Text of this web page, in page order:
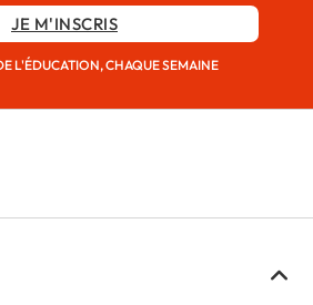
JE M'INSCRIS
L'ÉDUCATION, CHAQUE SEMAINE